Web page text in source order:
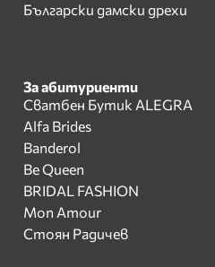
Български дамски дрехи
За абитуриенти
Сватбен Бутик ALEGRA
Alfa Brides
Banderol
Be Queen
BRIDAL FASHION
Mon Amour
Стоян Радичев